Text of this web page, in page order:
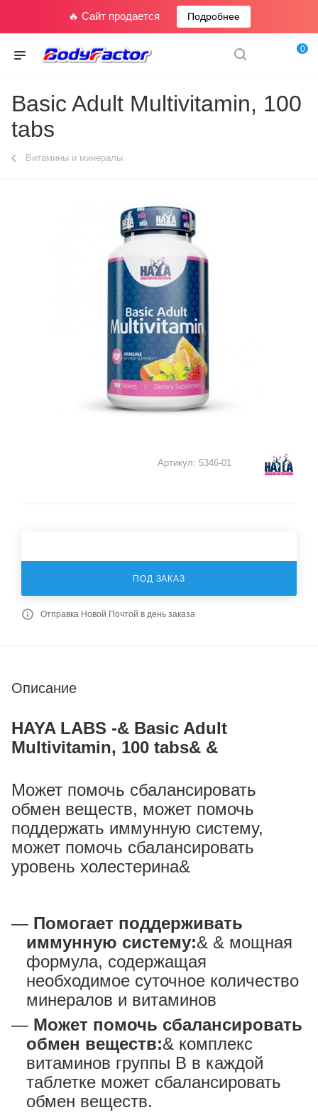
🔥 Сайт продается Подробнее
0
Basic Adult Multivitamin, 100
tabs
Витамины и минералы
Артикул: 5346-01
ПОД ЗАКАЗ
Отправка Новой Почтой в день заказа
Описание
HAYA LABS -& Basic Adult
Multivitamin, 100 tabs& &
Может помочь сбалансировать
обмен веществ, может помочь
поддержать иммунную систему,
может помочь сбалансировать
уровень холестерина&
Помогает поддерживать
иммунную систему:& & мощная
формула, содержащая
необходимое суточное количество
минералов и витаминов
Может помочь сбалансировать
обмен веществ:& комплекс
витаминов группы В в каждой
таблетке может сбалансировать
обмен веществ.